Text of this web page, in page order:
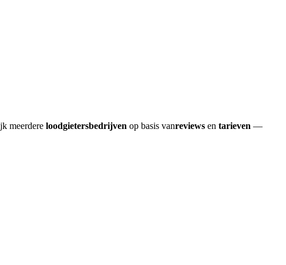
meerdere loodgietersbedrijven op basis vanreviews en tarieven —